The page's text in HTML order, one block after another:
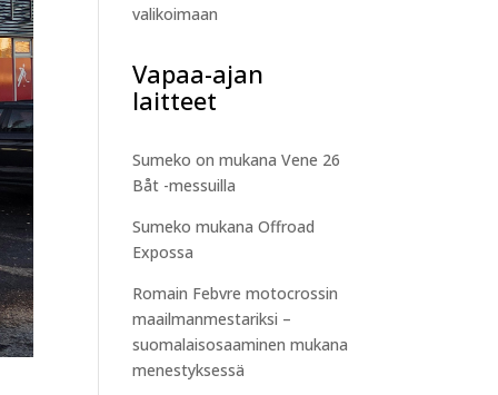
valikoimaan
Vapaa-ajan
laitteet
Sumeko on mukana Vene 26
Båt -messuilla
Sumeko mukana Offroad
Expossa
Romain Febvre motocrossin
maailmanmestariksi –
suomalaisosaaminen mukana
menestyksessä